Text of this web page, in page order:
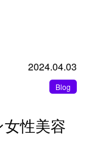
2024.04.03
Blog
性美容